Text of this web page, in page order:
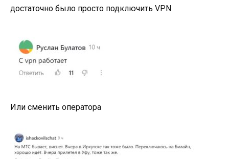
достаточно было просто подключить VPN
Или сменить оператора